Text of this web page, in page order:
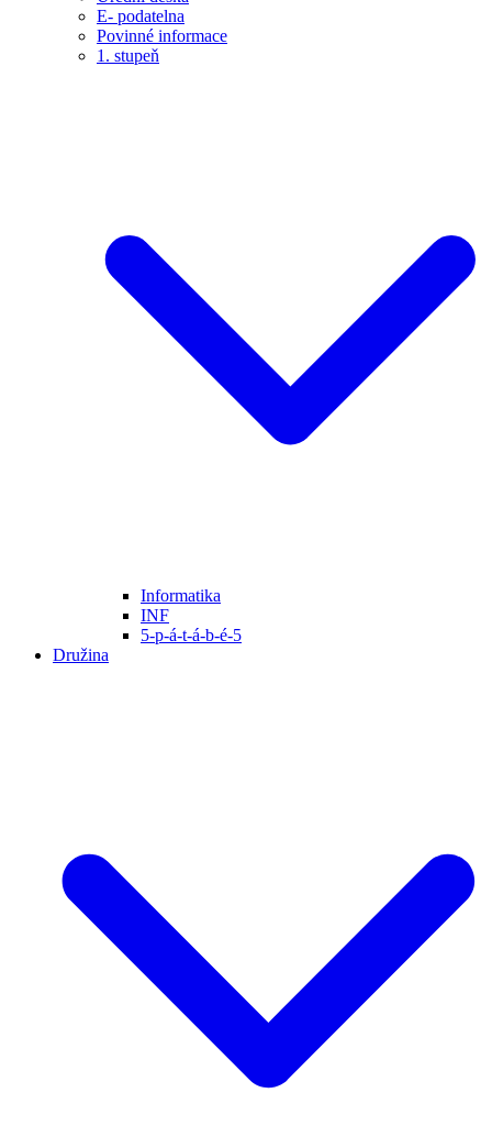
E- podatelna
Povinné informace
1. stupeň
Informatika
INF
5-p-á-t-á-b-é-5
Družina